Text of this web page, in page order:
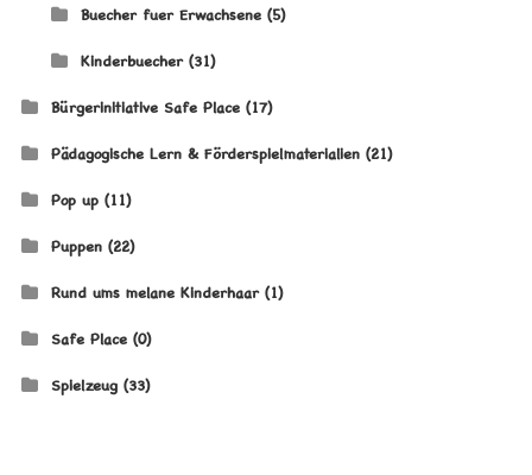
Buecher fuer Erwachsene (5)
Kinderbuecher (31)
Bürgerinitiative Safe Place (17)
Pädagogische Lern & Förderspielmaterialien (21)
Pop up (11)
Puppen (22)
Rund ums melane Kinderhaar (1)
Safe Place (0)
Spielzeug (33)